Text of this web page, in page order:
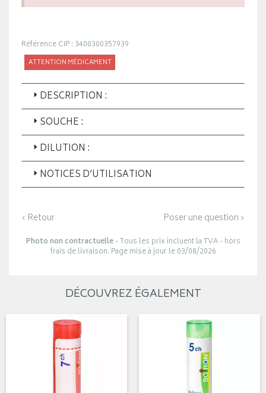
Référence CIP : 3400300357939
ATTENTION MÉDICAMENT
DESCRIPTION :
SOUCHE :
DILUTION :
NOTICES D’UTILISATION
‹ Retour Poser une question ›
Photo non contractuelle- Tous les prix incluent la TVA - hors
frais de livraison. Page mise à jour le 03/08/2026
DÉCOUVREZ ÉGALEMENT